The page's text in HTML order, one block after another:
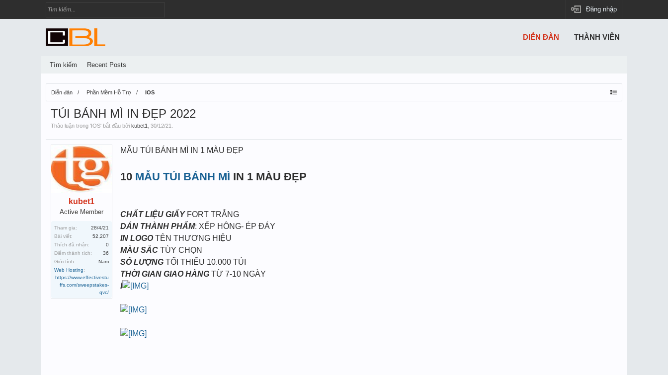
Đăng nhập
Diễn đàn Phần Mềm Hỗ Trợ IOS
TÚI BÁNH MÌ IN ĐẸP 2022
Thảo luận trong 'IOS' bắt đầu bởi kubet1 30/12/21
kubet1
Active Member
Tham gia:
28/4/21
Bài viết:
52,207
Thích đã nhận:
0
Điểm thành tích:
36
Giới tính:
Nam
Web Hosting:
https://www.effectivestu
ffs.com/sweepstakes-
qvc/
MẪU TÚI BÁNH MÌ IN 1 MÀU ĐẸP
10 MẪU TÚI BÁNH MÌ IN 1 MÀU ĐẸP
CHẤT LIỆU GIẤYFORT TRẮNG
DÁN THÀNH PHẨM: XẾP HÔNG- ÉP ĐÁY
IN LOGOTÊN THƯƠNG HIỆU
MÀU SẮC TÙY CHỌN
SỐ LƯỢNG TỐI THIỂU 10.000 TÚI
THỜI GIAN GIAO HÀNG TỪ 7-10 NGÀY
I
DIỄN ĐÀN
Tìm kiếm Recent Posts
THÀNH VIÊN